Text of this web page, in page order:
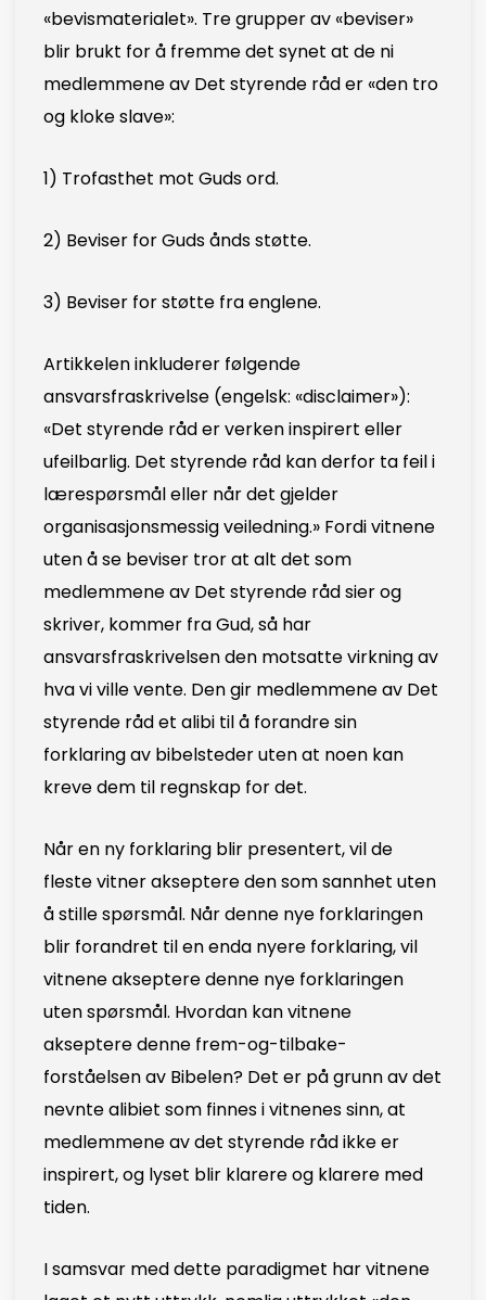
«bevismaterialet». Tre grupper av «beviser»
blir brukt for å fremme det synet at de ni
medlemmene av Det styrende råd er «den tro
og kloke slave»:
1) Trofasthet mot Guds ord.
2) Beviser for Guds ånds støtte.
3) Beviser for støtte fra englene.
Artikkelen inkluderer følgende
ansvarsfraskrivelse (engelsk: «disclaimer»):
«Det styrende råd er verken inspirert eller
ufeilbarlig. Det styrende råd kan derfor ta feil i
lærespørsmål eller når det gjelder
organisasjonsmessig veiledning.» Fordi vitnene
uten å se beviser tror at alt det som
medlemmene av Det styrende råd sier og
skriver, kommer fra Gud, så har
ansvarsfraskrivelsen den motsatte virkning av
hva vi ville vente. Den gir medlemmene av Det
styrende råd et alibi til å forandre sin
forklaring av bibelsteder uten at noen kan
kreve dem til regnskap for det.
Når en ny forklaring blir presentert, vil de
fleste vitner akseptere den som sannhet uten
å stille spørsmål. Når denne nye forklaringen
blir forandret til en enda nyere forklaring, vil
vitnene akseptere denne nye forklaringen
uten spørsmål. Hvordan kan vitnene
akseptere denne frem-og-tilbake-
forståelsen av Bibelen? Det er på grunn av det
nevnte alibiet som finnes i vitnenes sinn, at
medlemmene av det styrende råd ikke er
inspirert, og lyset blir klarere og klarere med
tiden.
I samsvar med dette paradigmet har vitnene